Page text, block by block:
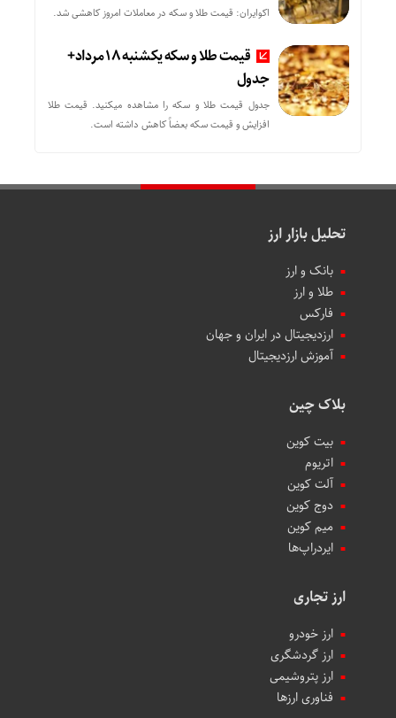
اکوایران: قیمت طلا و سکه در معاملات امروز کاهشی شد.
قیمت طلا و سکه یکشنبه 18 مرداد+
جدول
جدول قیمت طلا و سکه را مشاهده میکنید. قیمت‌ طلا
افزایش و قیمت سکه بعضاً کاهش داشته است.
تحلیل بازار ارز
بانک و ارز
طلا و ارز
فارکس
ارزدیجیتال در ایران و جهان
آموزش ارزدیجیتال
بلاک چین
بیت کوین
اتریوم
آلت کوین
دوج کوین
میم کوین‌
ایردراپ‌ها
ارز تجاری
ارز خودرو
ارز گردشگری
ارز پتروشیمی
فناوری ارزها